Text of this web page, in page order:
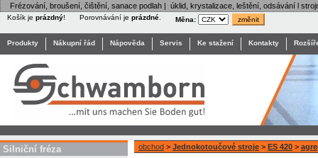
Frézování, broušení, čištění, sanace podlah | úklid, krystalizace, leštění, odsávání l
Košík je prázdný! Porovnávání je prázdné Měna:
Produkty Nákupní řád Nápověda Servis Ke stažení Kontakty
Silniční fréza obchod > Jednokotoučové stroje > ES 420 >